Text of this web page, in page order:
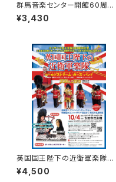
群馬音楽センター開館60周年
記念誌 1冊 ＋群馬レガシー
（プレゼント）
¥3,430
英国国王陛下の近衛軍楽隊 B
席 ご希望の席をご指定くださ
い。
¥4,500